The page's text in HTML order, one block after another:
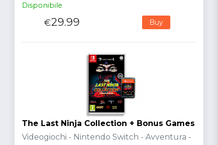
Disponibile
€29.99 Buy
The Last Ninja Collection + Bonus Games
Videogiochi - Nintendo Switch - Avventura -